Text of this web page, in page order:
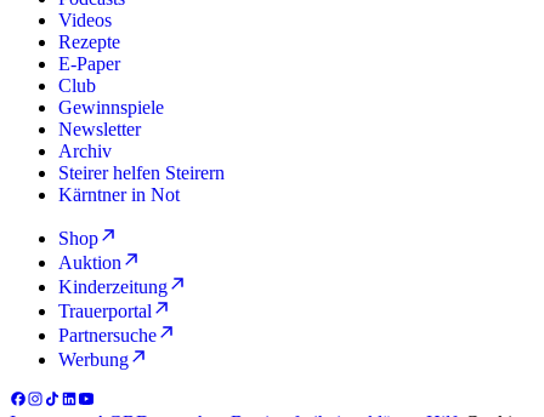
Videos
Rezepte
E-Paper
Club
Gewinnspiele
Newsletter
Archiv
Steirer helfen Steirern
Kärntner in Not
Shop
Auktion
Kinderzeitung
Trauerportal
Partnersuche
Werbung